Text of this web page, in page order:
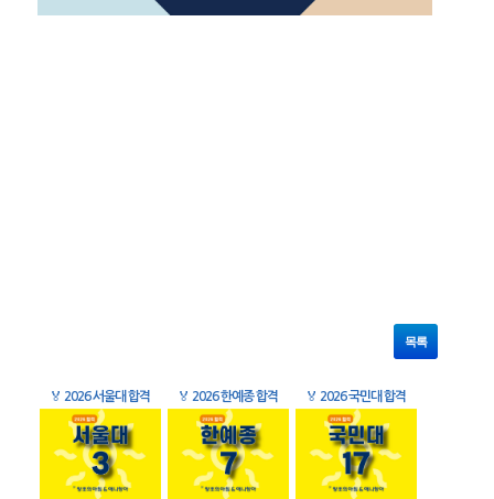
목록
🏅 2026 서울대 합격 🏅 2026 한예종 합격 🏅 2026 국민대 합격